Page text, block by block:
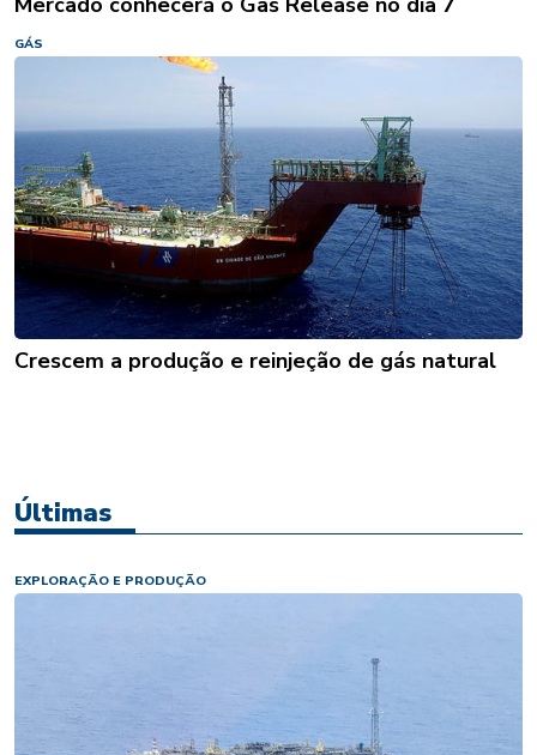
GÁS
Crescem a produção e reinjeção de gás natural
Últimas
EXPLORAÇÃO E PRODUÇÃO